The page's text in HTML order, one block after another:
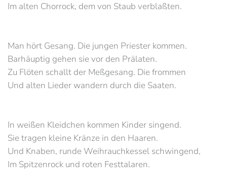
Im alten Chorrock, dem von Staub verblaßten.
Man hört Gesang. Die jungen Priester kommen.
Barhäuptig gehen sie vor den Prälaten.
Zu Flöten schallt der Meßgesang. Die frommen
Und alten Lieder wandern durch die Saaten.
In weißen Kleidchen kommen Kinder singend.
Sie tragen kleine Kränze in den Haaren.
Und Knaben, runde Weihrauchkessel schwingend,
Im Spitzenrock und roten Festtalaren.